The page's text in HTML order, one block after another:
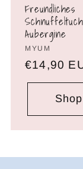
Freundliches
Schnuffeltuch
Aubergine
Brand:
MYUM
Normaler
Preis
€14,90
Shop